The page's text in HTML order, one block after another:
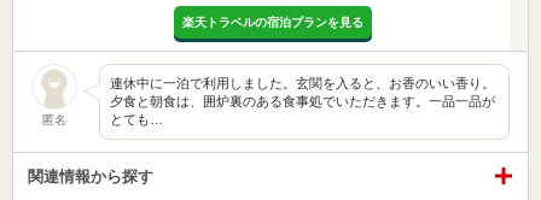
楽天トラベルの宿泊プランを見る
匿名
連休中に一泊で利用しました。玄関を入ると、お香のいい香り。
夕食と朝食は、囲炉裏のある食事処でいただきます。一品一品が
とても…
関連情報から探す